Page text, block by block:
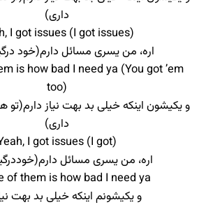
داری)
I got issues (I got issues)
اره، من یسری مسائل دارم(خود
is how bad I need ya (You got ’em
too)
و یکیشون اینکه خیلی بد بهت نیاز
داری)
I got issues (I got)
اره، من یسری مسائل
of them is how bad I need ya
و یکیشونم اینکه خیلی بد بهت